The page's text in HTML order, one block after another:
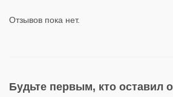
Отзывов пока нет.
Будьте первым, кто оставил